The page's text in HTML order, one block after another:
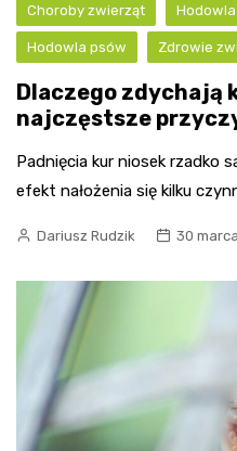
Choroby zwierząt Hodowla
Hodowla psów Zdrowie
Dlaczego zdychają
najczęstsze
Padnięcia kur niosek rzadko
efekt nałożenia się kilku
Dariusz Rudzik 30